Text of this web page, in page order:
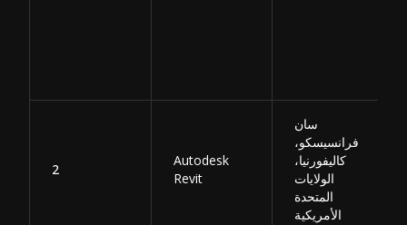
2
Autodesk
Revit
سان
فرانسيسكو،
كاليفورنيا،
الولايات
المتحدة
الأمريكية